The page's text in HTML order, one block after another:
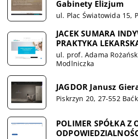
Gabinety Elizjum
ul. Plac Światowida 15,
JACEK SUMARA
PRAKTYKA
ul. prof. Adama
Modlniczka
JAGDOR Janusz
Piskrzyn 20, 27-552
POLIMER SPÓŁKA Z